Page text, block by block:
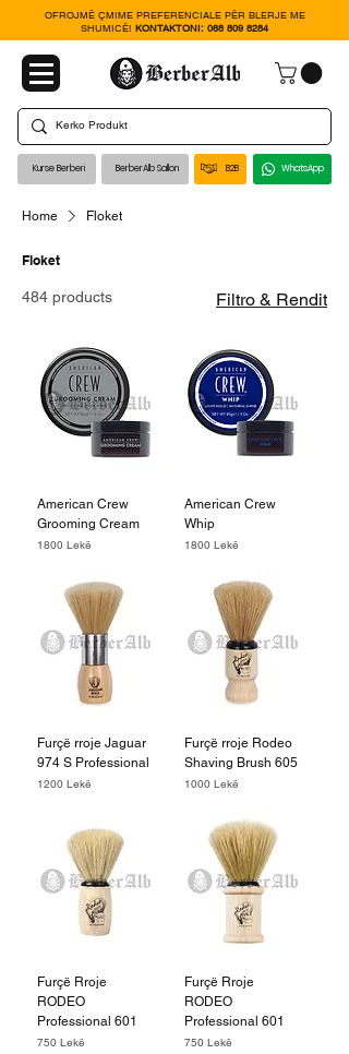
OFROJMË ÇMIME PREFERENCIALE PËR BLERJE ME
SHUMICË! KONTAKTONI: 068 809 8284
Kurse Berberi BerberAlb Sallon B2B WhatsApp
Home Floket
Floket
484 products Filtro & Rendit
American Crew
Grooming Cream
Price
1800 Lekë
American Crew
Whip
Price
1800 Lekë
Furçë rroje Jaguar
974 S Professional
Price
1200 Lekë
Furçë rroje Rodeo
Shaving Brush 605
Price
1000 Lekë
Furçë Rroje
RODEO
Professional 601
Price
750 Lekë
Furçë Rroje
RODEO
Professional 601
Price
750 Lekë